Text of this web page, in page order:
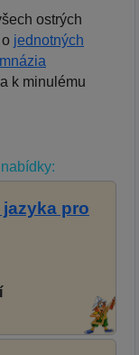
ostrých
jednotných
k minulému
pro